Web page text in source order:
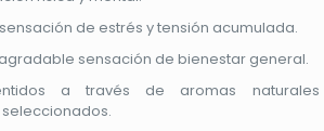
de estrés y tensión acumulada.
sensación de bienestar general.
a través de aromas naturales